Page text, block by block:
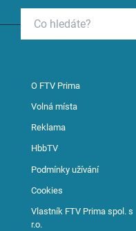
O FTV Prima
Volná místa
Reklama
HbbTV
Podmínky užívání
Cookies
Vlastník FTV Prima spol. s
r.o.